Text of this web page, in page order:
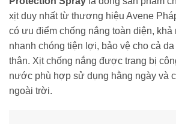
xịt duy nhất từ thương hiệu Avene
có ưu điểm chống nắng toàn diện, khả
nhanh chóng tiện lợi, bảo vệ cho cả da
thân. Xịt chống nắng được trang bị
nước phù hợp sử dụng hằng ngày và
ngoài trời.